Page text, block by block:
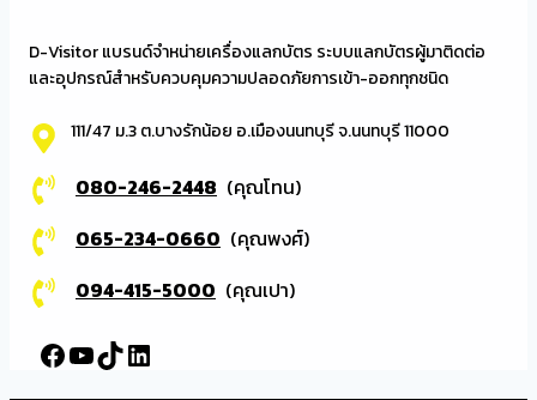
D-Visitor แบรนด์จำหน่ายเครื่องแลกบัตร ระบบแลกบัตรผู้มาติดต่อ
และอุปกรณ์สำหรับควบคุมความปลอดภัยการเข้า-ออกทุกชนิด
111/47 ม.3 ต.บางรักน้อย อ.เมืองนนทบุรี จ.นนทบุรี 11000
080-246-2448 (คุณโทน)
065-234-0660 (คุณพงศ์)
094-415-5000 (คุณเปา)
Facebook
YouTube
TikTokLinkedIn